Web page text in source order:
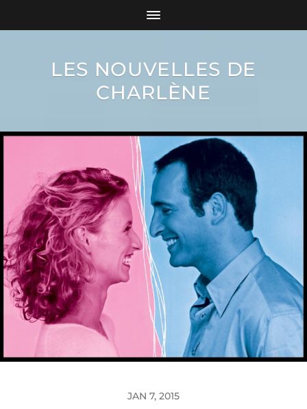
LES NOUVELLES DE
CHARLÈNE
JAN 7, 2015